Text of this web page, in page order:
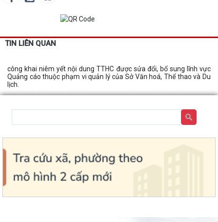
TIN LIÊN QUAN
công khai niêm yết nội dung TTHC được sửa đổi, bổ sung lĩnh vực
Quảng cáo thuộc phạm vi quản lý của Sở Văn hoá, Thể thao và Du
lịch.